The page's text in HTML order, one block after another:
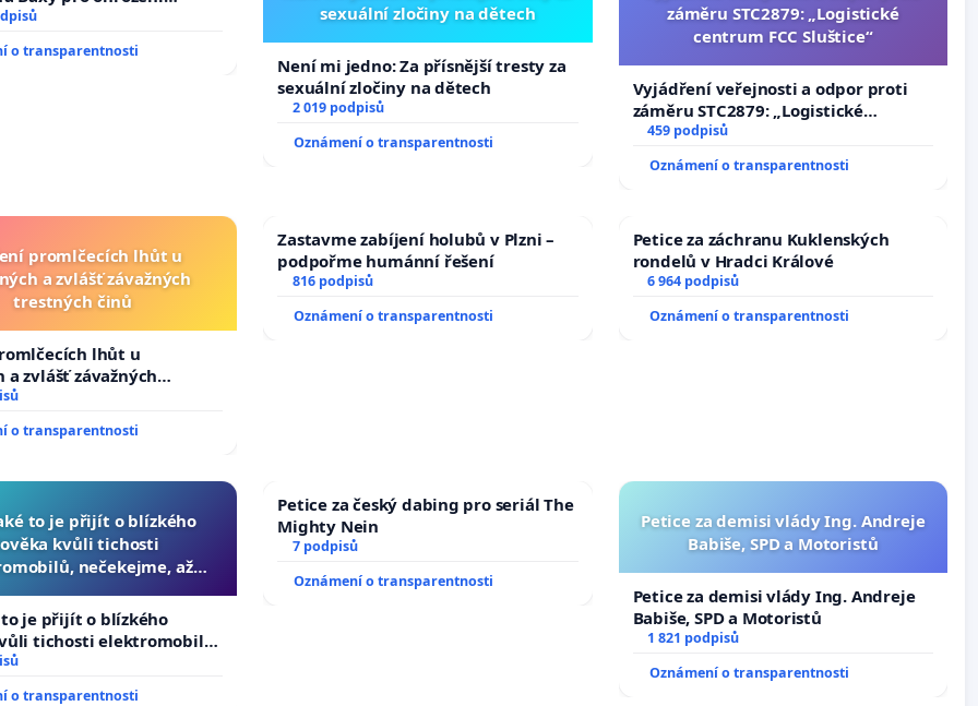
spravedlivý proces
o transparentnosti
sexuální zločiny na dětech
Není mi jedno: Za přísnější tresty za
sexuální zločiny na dětech
2 019 podpisů
Oznámení o transparentnosti
záměru STC2879: „Logistické
centrum FCC Sluštice“
Vyjádření veřejnosti a odpor proti
záměru STC2879: „Logistické
centrum FCC Sluštice“
459 podpisů
Oznámení o transparentnosti
promlčecích lhůt u
a zvlášť závažných
trestných činů
lhůt u
a zvlášť závažných
o transparentnosti
Zastavme zabíjení holubů v Plzni –
podpořme humánní řešení
816 podpisů
Oznámení o transparentnosti
Petice za záchranu Kuklenských
rondelů v Hradci Králové
6 964 podpisů
Oznámení o transparentnosti
to je přijít o blízkého
kvůli tichosti
nečekejme, až
auta!
je přijít o blízkého
tichosti elektromobilů,
až přibydou další,
o transparentnosti
Petice za český dabing pro seriál The
Mighty Nein
7 podpisů
Oznámení o transparentnosti
Petice za demisi vlády Ing. Andreje
Babiše, SPD a Motoristů
Petice za demisi vlády Ing. Andreje
Babiše, SPD a Motoristů
1 821 podpisů
Oznámení o transparentnosti